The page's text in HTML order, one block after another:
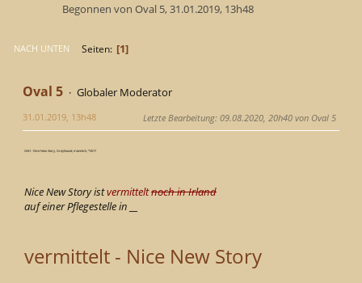
Begonnen von Oval 5, 31.01.2019, 13h48
NACH UNTEN Seiten 1
Oval 5 Globaler Moderator
31.01.2019, 13h48 Letzte Bearbeitung: 09.08.2020, 20h40 von Oval 5
GhH - Nice New Story, Greyhound, männlich, *2017
Nice New Story istvermitteltnoch in Irland
auf einer Pflegestelle in __
vermittelt - Nice New Story